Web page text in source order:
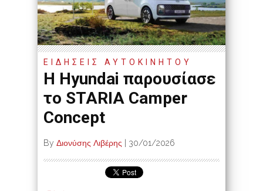
ΕΙΔΗΣΕΙΣ ΑΥΤΟΚΙΝΗΤΟΥ
Η Hyundai παρουσίασε
το STARIA Camper
Concept
By Διονύσης Λιβέρης 30/01/2026